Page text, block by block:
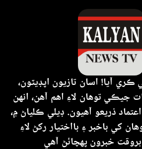
ڪري آيا! اسان تازيون اپڊيٽون،
جيڪي توهان لاءِ اهم آهن، انهن
ذريعو آهيون. ڊيلي ڪلياڻ ۾،
کي باخبر ۽ بااختيار رکڻ لاءِ